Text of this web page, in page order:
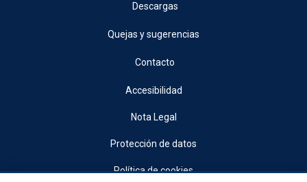
Descargas
Quejas y sugerencias
Contacto
Accesibilidad
Nota Legal
Protección de datos
Política de cookies